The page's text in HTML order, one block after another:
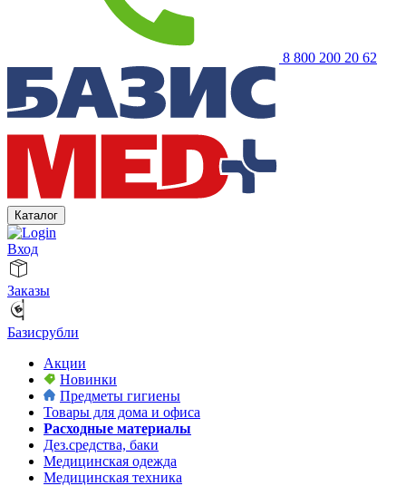
8 800 200 20 62
Каталог
Вход
Заказы
Базисрубли
Акции
Новинки
Предметы гигиены
Товары для дома и офиса
Расходные материалы
Дез.средства, баки
Медицинская одежда
Медицинская техника